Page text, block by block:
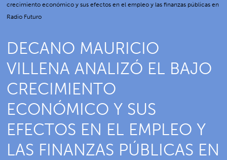
crecimiento económico y sus efectos en el empleo y las finanzas públicas en
Radio Futuro
DECANO MAURICIO
VILLENA ANALIZÓ EL BAJO
CRECIMIENTO
ECONÓMICO Y SUS
EFECTOS EN EL EMPLEO Y
LAS FINANZAS PÚBLICAS EN